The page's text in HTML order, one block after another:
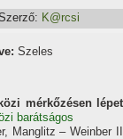
K@rcsi
Szeles
mérkőzésen
barátságos
Manglitz – Weinber